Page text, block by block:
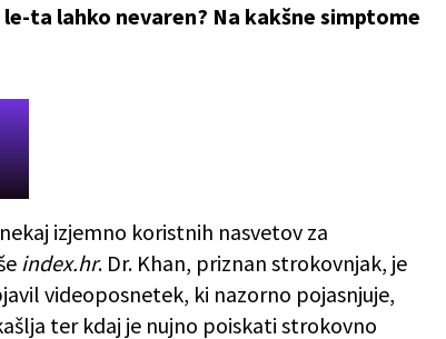
ta lahko nevaren? Na kakšne simptome
izjemno koristnih nasvetov za
index.hr. Dr. Khan, priznan strokovnjak, je
videoposnetek, ki nazorno pojasnjuje,
ter kdaj je nujno poiskati strokovno